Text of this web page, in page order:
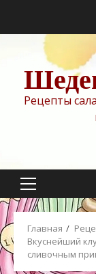
содержимому
Рецепты
Основное
меню
Главная
Вкуснейший
сливочным